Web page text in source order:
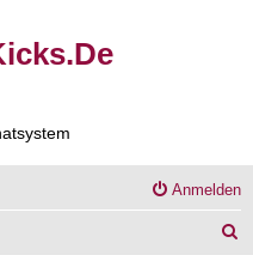
Anmelden